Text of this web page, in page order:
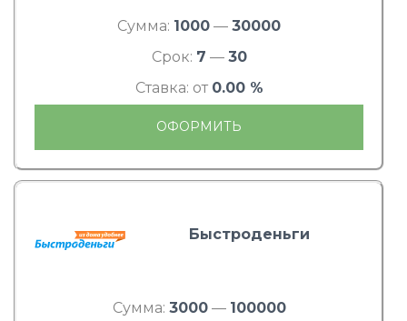
Сумма: 1000 — 30000
Срок: 7 — 30
Ставка: от 0.00 %
ОФОРМИТЬ
Быстроденьги
Сумма: 3000— 100000